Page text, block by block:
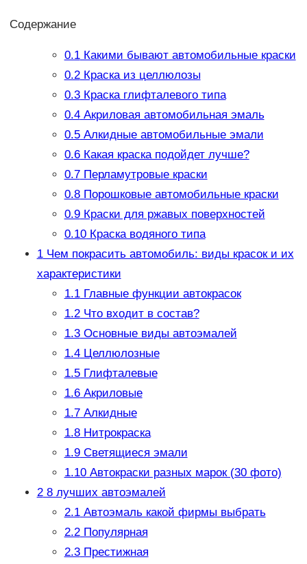
Содержание
0.1Какими бывают автомобильные краски
0.2Краска из целлюлозы
0.3Краска глифталевого типа
0.4Акриловая автомобильная эмаль
0.5Алкидные автомобильные эмали
0.6Какая краска подойдет лучше?
0.7Перламутровые краски
0.8Порошковые автомобильные краски
0.9Краски для ржавых поверхностей
0.10Краска водяного типа
1Чем покрасить автомобиль: виды красок и их
характеристики
1.1Главные функции автокрасок
1.2Что входит в состав?
1.3Основные виды автоэмалей
1.4Целлюлозные
1.5Глифталевые
1.6Акриловые
1.7Алкидные
1.8Нитрокраска
1.9Светящиеся эмали
1.10Автокраски разных марок (30 фото)
28 лучших автоэмалей
2.1Автоэмаль какой фирмы выбрать
2.2Популярная
2.3Престижная